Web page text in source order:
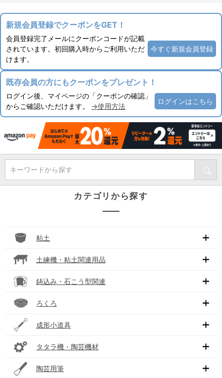
新規会員登録でクーポンをGET！
会員登録完了メールにクーポンコードが記載
されています。初回購入時からご利用いただ
けます。
今すぐ新規会員登録
既存会員の方にもクーポンをプレゼント！
ログイン後、マイページの「クーポンの確認」
からご確認いただけます。 →使用方法
ログインはこちら
キーワードから探す
カテゴリから探す
粘土
土練機・粘土関連用品
鋳込み・石こう型関連
ろくろ
成形小道具
タタラ機・陶芸機材
陶芸用筆